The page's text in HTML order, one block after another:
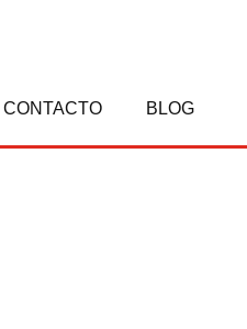
CONTACTO BLOG